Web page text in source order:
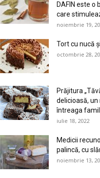
DAFIN este o
care
noiembrie 19,
Tort cu nucă
octombrie 28,
Prăjitura
delicioasă,
întreaga
iulie 18, 2022
Medicii
palincă, cu
noiembrie 13,